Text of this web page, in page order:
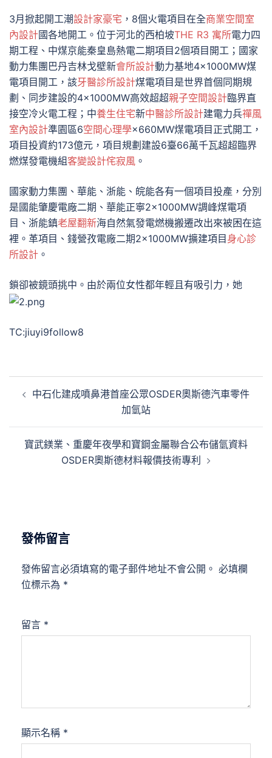
3月掀起開工潮設計家豪宅 ，8個火電項目在全商業空間室
內設計國各地開工。位于河北的西柏坡THE R3 寓所電力四
期工程、中煤京能秦皇島熱電二期項目2個項目開工；國家
動力集團巴丹吉林戈壁新會所設計動力基地4×1000MW煤
電項目開工，該牙醫診所設計煤電項目是世界首個同期規
劃、同步建設的4×1000MW高效超超親子空間設計臨界直
接空冷火電工程；中養生住宅新中醫診所設計建電力兵禪風
室內設計準園區6空間心理學×660MW煤電項目正式開工，
項目投資約173億元，項目規劃建設6臺66萬千瓦超超臨界
燃煤發電機組客變設計侘寂風 。
國家動力集團、華能、浙能、皖能各有一個項目投產，分別
是國能肇慶電廠二期、華能正寧2×1000MW調峰煤電項
目、浙能鎮老屋翻新海自然氣發電燃機搬遷改出來被困在這
裡。革項目、錢營孜電廠二期2×1000MW擴建項目 身心診
所設計 。
鎖卻被鏡頭挑中。由於兩位女性都年輕且有吸引力，她
TC:jiuyi9follow8
章
中石化建成噴鼻港首座公眾OSDER奧斯德汽車零件
加氫站
寶武鎂業、重慶年夜學和寶鋼金屬聯合公布儲氫資料
OSDER奧斯德材料報價技術專利
發佈留言
發佈留言必須填寫的電子郵件地址不會公開。 必填欄
位標示為 *
留言 *
顯示名稱 *